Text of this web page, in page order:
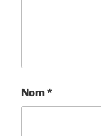
Nom*